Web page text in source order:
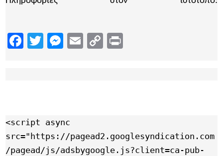
Facebook
TwitterMessenger
EmailCopy
<script async
src="https://pagead2.googlesyndication.com
/pagead/js/adsbygoogle.js?client=ca-pub-